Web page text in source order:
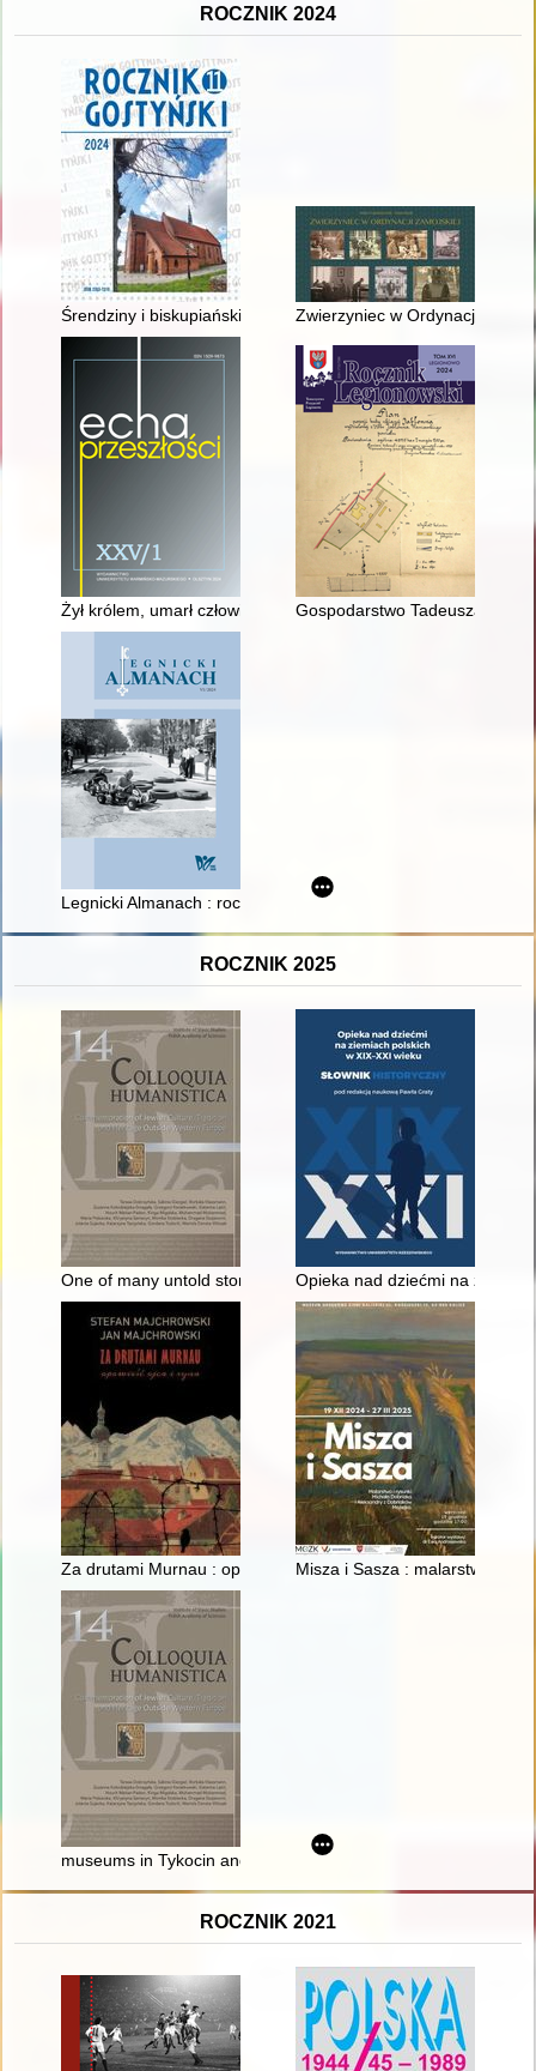
ROCZNIK 2024
Śrendziny i biskupiańskie wesele Marty Drożdzyńskiej i
Zwierzyniec w Ordynacji
Żył królem, umarł człowiekiem - recenzja]Gospodarstwo Tadeusza
Legnicki Almanach : rocznik historyczny. T. 6 (2024)
ROCZNIK 2025
One of many untold stories of Jewish life in Polish lands
Opieka nad dziećmi na
Za drutami Murnau : opowieść ojca i synaMisza i Sasza : malarstwo i
museums in Tykocin and Włodawa as institutions shaping
ROCZNIK 2021